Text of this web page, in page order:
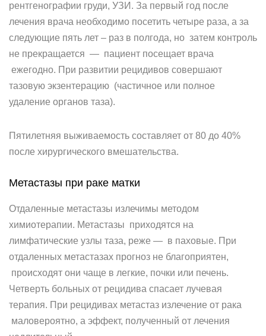
рентгенографии груди, УЗИ. За первый год после
лечения врача необходимо посетить четыре раза, а за
следующие пять лет – раз в полгода, но затем контроль
не прекращается — пациент посещает врача
ежегодно. При развитии рецидивов совершают
тазовую экзентерацию (частичное или полное
удаление органов таза).
Пятилетняя выживаемость составляет от 80 до 40%
после хирургического вмешательства.
Метастазы при раке матки
Отдаленные метастазы излечимы методом
химиотерапии. Метастазы приходятся на
лимфатические узлы таза, реже — в паховые. При
отдаленных метастазах прогноз не благоприятен,
происходят они чаще в легкие, почки или печень.
Четверть больных от рецидива спасает лучевая
терапия. При рецидивах метастаз излечение от рака
маловероятно, а эффект, полученный от лечения